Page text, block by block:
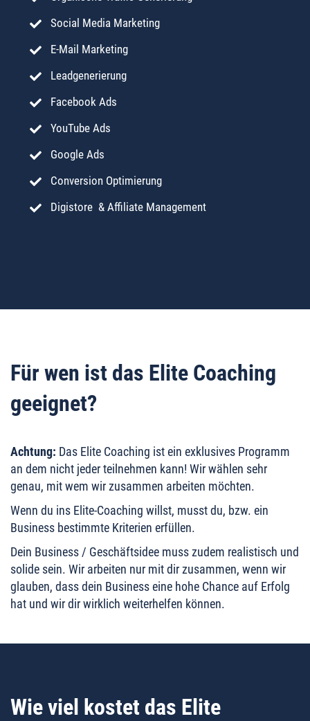
Social Media Marketing
E-Mail Marketing
Leadgenerierung
Facebook Ads
YouTube Ads
Google Ads
Conversion Optimierung
Digistore & Affiliate Management
Für wen ist das Elite Coaching
geeignet?
Achtung: Das Elite Coaching ist ein exklusives Programm
an dem nicht jeder teilnehmen kann! Wir wählen sehr
genau, mit wem wir zusammen arbeiten möchten.
Wenn du ins Elite-Coaching willst, musst du, bzw. ein
Business bestimmte Kriterien erfüllen.
Dein Business / Geschäftsidee muss zudem realistisch und
solide sein. Wir arbeiten nur mit dir zusammen, wenn wir
glauben, dass dein Business eine hohe Chance auf Erfolg
hat und wir dir wirklich weiterhelfen können.
Wie viel kostet das Elite